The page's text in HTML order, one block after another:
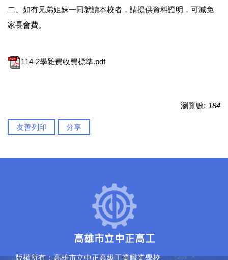
二、如有兄弟姐妹一同就讀本校者，請提供資料證明，可減免
家長會費。
114-2學雜費收費標準.pdf
瀏覽數: 184
友善列印 分享
版權所有：高雄市立中正高級工業職業學校